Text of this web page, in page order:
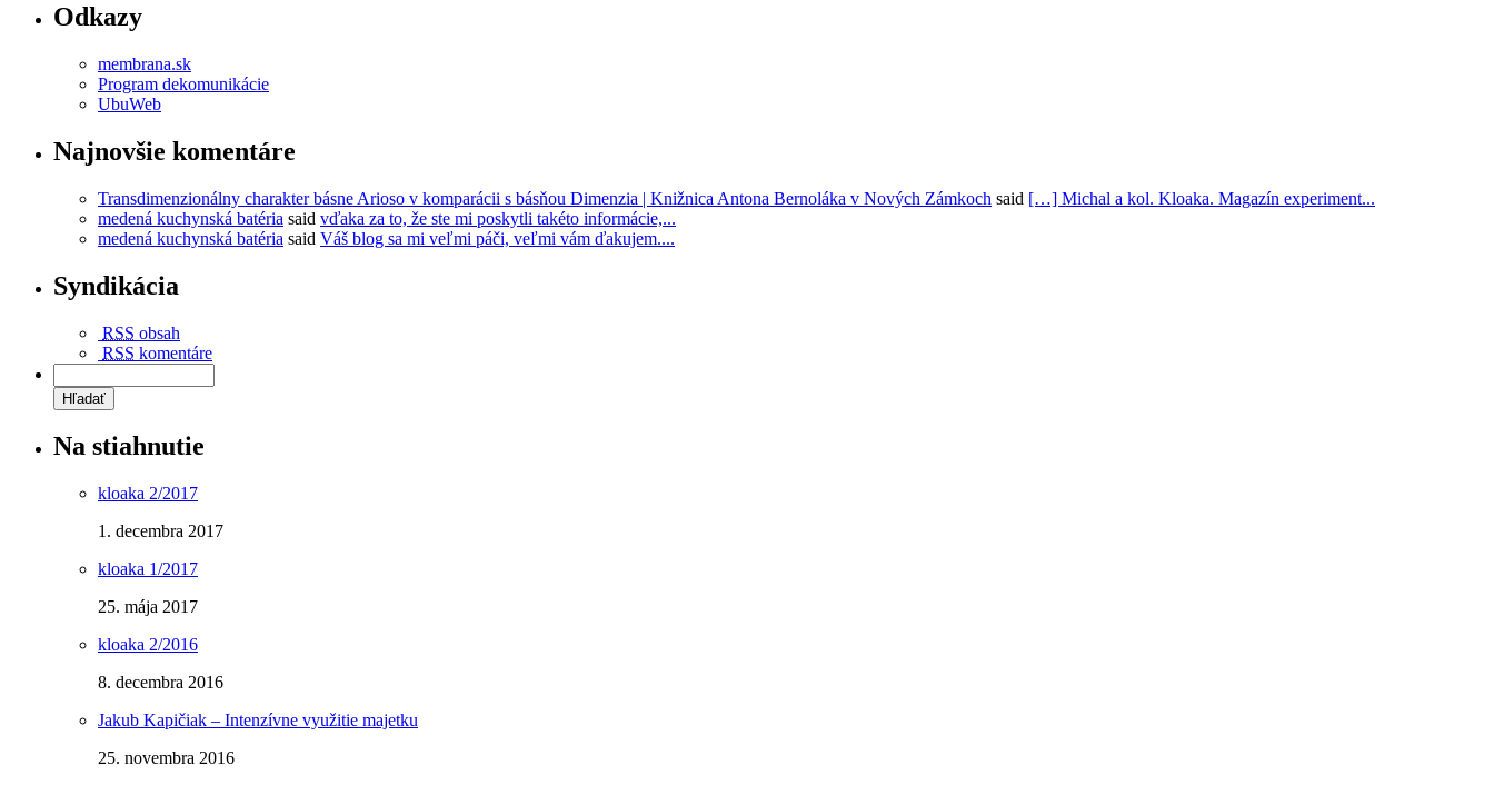
Odkazy
membrana.sk
Program dekomunikácie
UbuWeb
Najnovšie komentáre
Transdimenzionálny charakter básne Arioso v komparácii s básňou Dimenzia | Knižnica Antona Bernoláka v Nových Zámkoch said […] Michal a kol. Kloaka. Magazín experiment...
medená kuchynská batéria said vďaka za to, že ste mi poskytli takéto informácie,...
medená kuchynská batéria said Váš blog sa mi veľmi páči, veľmi vám ďakujem....
Syndikácia
RSS obsah
RSS komentáre
Na stiahnutie
kloaka 2/2017
1. decembra 2017
kloaka 1/2017
25. mája 2017
kloaka 2/2016
8. decembra 2016
Jakub Kapičiak – Intenzívne využitie majetku
25. novembra 2016